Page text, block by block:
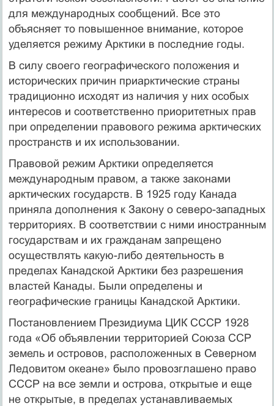
для международных сообщений. Все это
объясняет то повышенное внимание, которое
уделяется режиму Арктики в последние годы.
В силу своего географического положения и
исторических причин приарктические страны
традиционно исходят из наличия у них особых
интересов и соответственно приоритетных прав
при определении правового режима арктических
пространств и их использовании.
Правовой режим Арктики определяется
международным правом, а также законами
арктических государств. В 1925 году Канада
приняла дополнения к Закону о северо-западных
территориях. В соответствии с ними иностранным
государствам и их гражданам запрещено
осуществлять какую-либо деятельность в
пределах Канадской Арктики без разрешения
властей Канады. Были определены и
географические границы Канадской Арктики.
Постановлением Президиума ЦИК СССР 1928
года «Об объявлении территорией Союза ССР
земель и островов, расположенных в Северном
Ледовитом океане» было провозглашено право
СССР на все земли и острова, открытые и еще
не открытые, в пределах устанавливаемых